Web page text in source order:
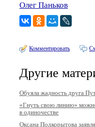
Олег Паньков
Комментировать
Другие
Обуяла жадность друга
«Гнуть свою линию»
в одиночестве
Оксана Подкорытова